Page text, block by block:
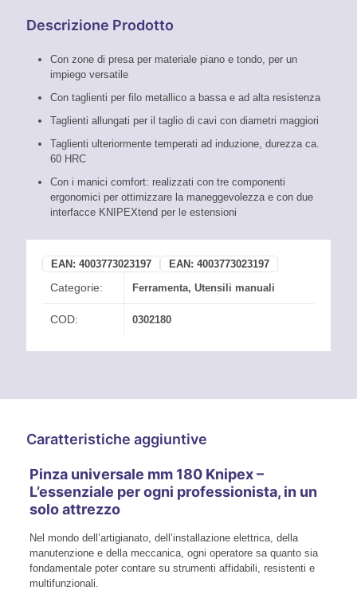
Descrizione Prodotto
Con zone di presa per materiale piano e tondo, per un
impiego versatile
Con taglienti per filo metallico a bassa e ad alta resistenza
Taglienti allungati per il taglio di cavi con diametri maggiori
Taglienti ulteriormente temperati ad induzione, durezza ca.
60 HRC
Con i manici comfort: realizzati con tre componenti
ergonomici per ottimizzare la maneggevolezza e con due
interfacce KNIPEXtend per le estensioni
EAN: 4003773023197 EAN: 4003773023197
Categorie: Ferramenta, Utensili manuali
COD: 0302180
Caratteristiche aggiuntive
Pinza universale mm 180 Knipex –
L’essenziale per ogni professionista, in un
solo attrezzo
Nel mondo dell’artigianato, dell’installazione elettrica, della
manutenzione e della meccanica, ogni operatore sa quanto sia
fondamentale poter contare su strumenti affidabili, resistenti e
multifunzionali.